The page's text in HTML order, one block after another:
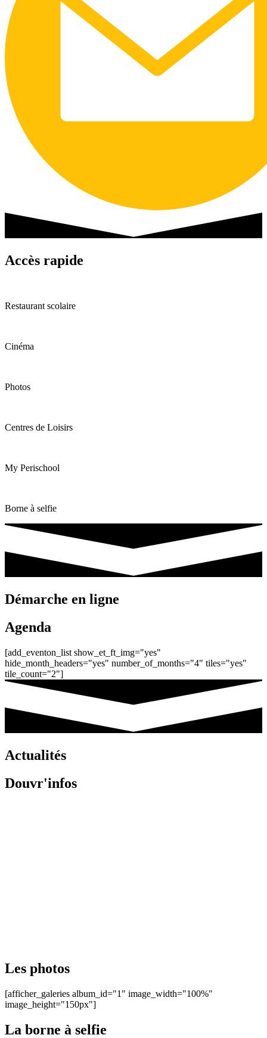
Accès rapide
Restaurant scolaire
Cinéma
Photos
Centres de Loisirs
My Perischool
Borne à selfie
Démarche en ligne
Agenda
[add_eventon_list show_et_ft_img="yes"
hide_month_headers="yes" number_of_months="4" tiles="yes"
tile_count="2"]
Actualités
Douvr'infos
Les photos
[afficher_galeries album_id="1" image_width="100%"
image_height="150px"]
La borne à selfie